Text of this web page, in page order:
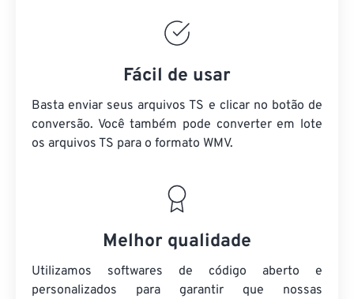
Fácil de usar
Basta enviar seus arquivos TS e clicar no botão de
conversão. Você também pode converter em lote
os arquivos TS para o formato WMV.
Melhor qualidade
Utilizamos softwares de código aberto e
personalizados para garantir que nossas